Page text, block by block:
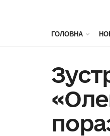
ГОЛОВНА